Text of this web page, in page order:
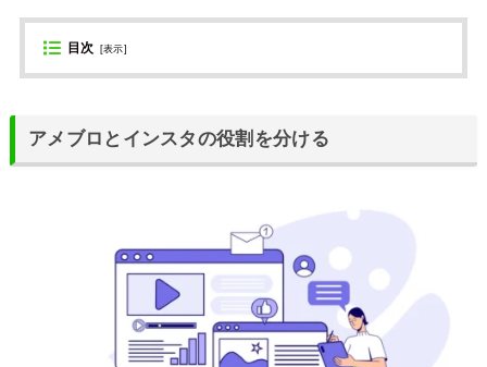
目次 [表示]
アメブロとインスタの役割を分ける